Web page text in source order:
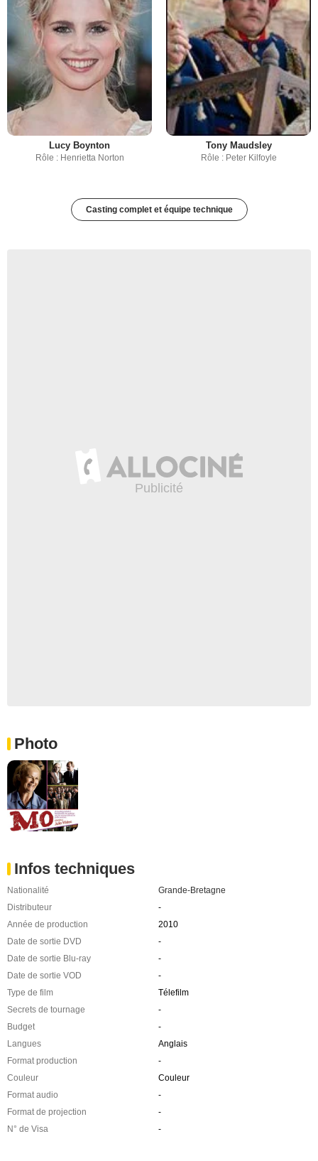
Lucy Boynton
Rôle : Henrietta Norton
Tony Maudsley
Rôle : Peter Kilfoyle
Casting complet et équipe technique
Photo
Infos techniques
Nationalité
Grande-Bretagne
Distributeur
-
Année de production
2010
Date de sortie DVD
-
Date de sortie Blu-ray
-
Date de sortie VOD
-
Type de film
Télefilm
Secrets de tournage
-
Budget
-
Langues
Anglais
Format production
-
Couleur
Couleur
Format audio
-
Format de projection
-
N° de Visa
-